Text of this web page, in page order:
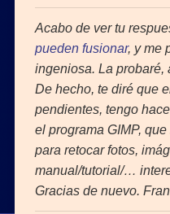
Acabo de ver tu
pueden fusionar, y me
ingeniosa. La probaré,
De hecho, te diré que
pendientes, tengo
el programa GIMP,
para retocar fotos,
manual/tutorial/…
Gracias de nuevo.